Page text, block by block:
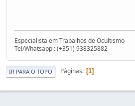
Especialista em Trabalhos de Ocultismo
Tel/Whatsapp : (+351) 938325882
IR PARA O TOPO Páginas 1